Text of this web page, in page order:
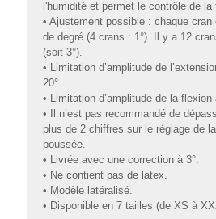
l'humidité et permet le contrôle de la
• Ajustement possible : chaque
de degré (4 crans : 1°). Il y a 12
(soit 3°).
• Limitation d’amplitude de
20°.
• Limitation d’amplitude de la flexion
• Il n’est pas recommandé de
plus de 2 chiffres sur le réglage de la
poussée.
• Livrée avec une correction à 3°.
• Ne contient pas de latex.
• Modèle latéralisé.
• Disponible en 7 tailles (de XS à